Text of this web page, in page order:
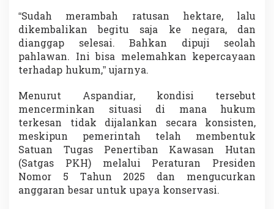
“Sudah merambah ratusan hektare, lalu
dikembalikan begitu saja ke negara, dan
dianggap selesai. Bahkan dipuji seolah
pahlawan. Ini bisa melemahkan kepercayaan
terhadap hukum,” ujarnya.
Menurut Aspandiar, kondisi tersebut
mencerminkan situasi di mana hukum
terkesan tidak dijalankan secara konsisten,
meskipun pemerintah telah membentuk
Satuan Tugas Penertiban Kawasan Hutan
(Satgas PKH) melalui Peraturan Presiden
Nomor 5 Tahun 2025 dan mengucurkan
anggaran besar untuk upaya konservasi.